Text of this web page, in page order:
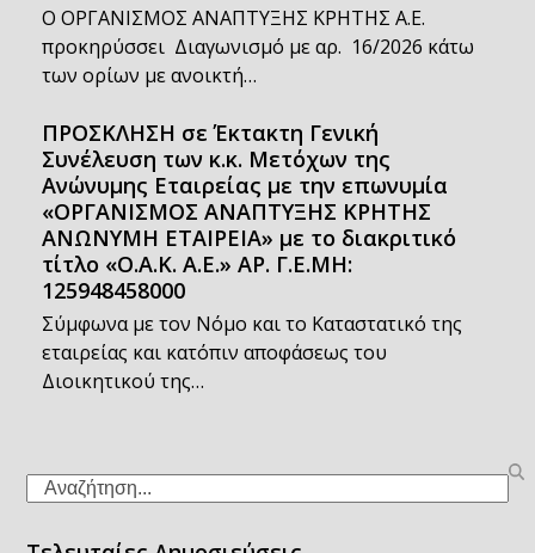
Ο ΟΡΓΑΝΙΣΜΟΣ ΑΝΑΠΤΥΞΗΣ ΚΡΗΤΗΣ Α.Ε.
προκηρύσσει Διαγωνισμό με αρ. 16/2026 κάτω
των ορίων με ανοικτή…
ΠΡΟΣΚΛΗΣΗ σε Έκτακτη Γενική
Συνέλευση των κ.κ. Μετόχων της
Ανώνυμης Εταιρείας με την επωνυμία
«ΟΡΓΑΝΙΣΜΟΣ ΑΝΑΠΤΥΞΗΣ ΚΡΗΤΗΣ
ΑΝΩΝΥΜΗ ΕΤΑΙΡΕΙΑ» με το διακριτικό
τίτλο «Ο.Α.Κ. Α.Ε.» ΑΡ. Γ.Ε.ΜΗ:
125948458000
Σύμφωνα με τον Νόμο και το Καταστατικό της
εταιρείας και κατόπιν αποφάσεως του
Διοικητικού της…
Search